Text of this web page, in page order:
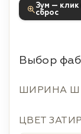
Зум —
сброс
Выбор
ШИРИНА
ЦВЕТ